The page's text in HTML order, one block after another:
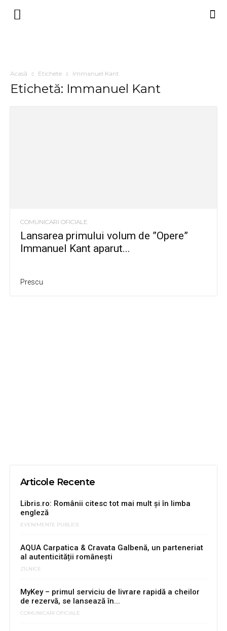
Acasă Etichete Immanuel Kant
Etichetă: Immanuel Kant
COMUNICARI OFICIALE
Lansarea primului volum de ”Opere”
Immanuel Kant aparut...
Prescu
Articole Recente
Libris.ro: Românii citesc tot mai mult și în limba
engleză
EVENIMENTE PUBLICE
AQUA Carpatica & Cravata Galbenă, un parteneriat
al autenticității românești
ZILNICE
MyKey – primul serviciu de livrare rapidă a cheilor
de rezervă, se lansează în...
COMUNICARI OFICIALE